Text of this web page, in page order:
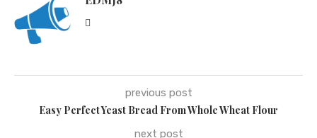
previous post
Easy Perfect Yeast Bread From Whole Wheat Flour
next post